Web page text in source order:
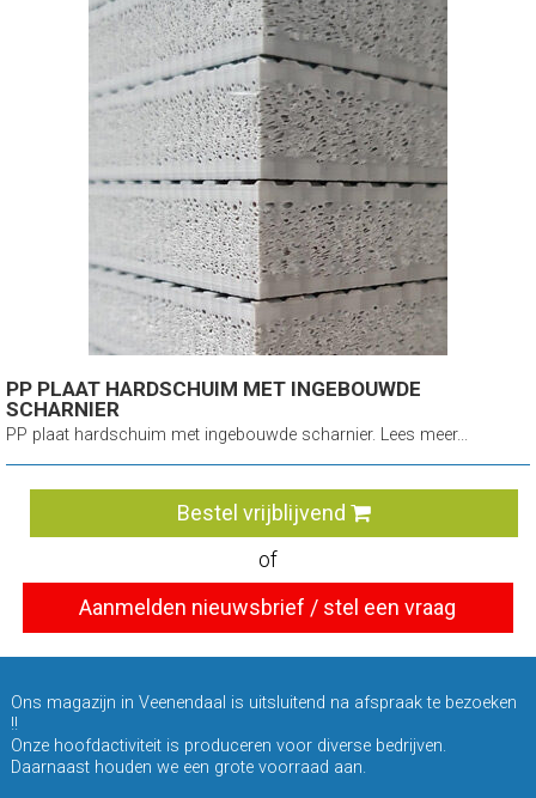
PP PLAAT HARDSCHUIM MET INGEBOUWDE
SCHARNIER
PP plaat hardschuim met ingebouwde scharnier. Lees meer...
Bestel vrijblijvend
of
Aanmelden nieuwsbrief / stel een vraag
Ons magazijn in Veenendaal is uitsluitend na afspraak te bezoeken
!!
Onze hoofdactiviteit is produceren voor diverse bedrijven.
Daarnaast houden we een grote voorraad aan.